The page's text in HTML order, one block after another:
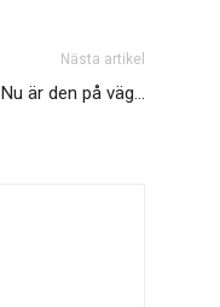
Nästa artikel
Nu är den på väg…